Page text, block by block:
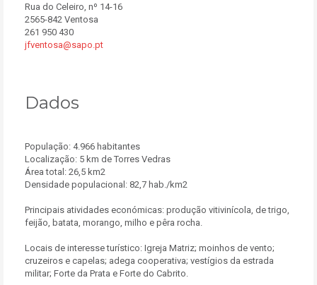
Rua do Celeiro, nº 14-16
2565-842 Ventosa
261 950 430
jfventosa@sapo.pt
Dados
População: 4.966 habitantes
Localização: 5 km de Torres Vedras
Área total: 26,5 km2
Densidade populacional: 82,7 hab./km2
Principais atividades económicas: produção vitivinícola, de trigo,
feijão, batata, morango, milho e pêra rocha.
Locais de interesse turístico: Igreja Matriz; moinhos de vento;
cruzeiros e capelas; adega cooperativa; vestígios da estrada
militar; Forte da Prata e Forte do Cabrito.